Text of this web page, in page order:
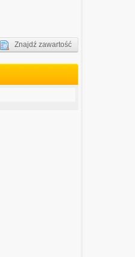
Znajdź zawartość